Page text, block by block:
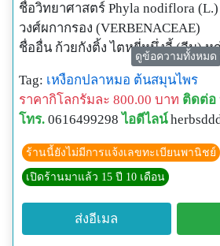
ชื่อวิทยาศาสตร์ Phyla nodiflora (L.)
วงศ์ผกากรอง (VERBENACEAE)
ชื่ออื่น ก้วยกังติ้ง ไตหยี่หนึ่งจี้ (จีน) ห
เป็นพรรณไม้เลื้อยปกคลุมดิน แตกกิ่
ความยาวประมาณ 15-90 เซนติเม
สั้น ข้อที่แตกดินจะงอกรากออกมาเพื่
ขยายพันธุ์โดยใช้เมล็ด พรรณไม้ชนิ
ดีในดินปนทราย ชอบอากาศชื้น ทน
เขตการกระจายพันธุ์ทั่วไปในเขตร้อ
ประเทศไทยพบได้มากทางภาคเหนื
เหนือ ภาคกลาง และภาคใต้ โดยมั
ดูข้อความทั้งหมด
Tag: เหงือกปลาหมอ ต้นสมุนไพร
ราคากิโลกรัมละ 800.00 บาท ติดต่อ
โทร. 0616499298 ไอดีไลน์
ร้านนี้ยังไม่มีการแจ้งเลขทะเบียนพานิชย์
เปิดร้านมาแล้ว 15 ปี 10 เดือน
ส่งอีเมล